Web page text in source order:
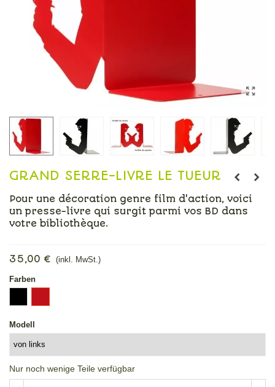
GRAND SERRE-LIVRE LE TUEUR
Pour une décoration genre film d'action, voici
un presse-livre qui surgit parmi vos BD dans
votre bibliothèque.
35,00 € (inkl. MwSt.)
Farben
Modell
Nur noch wenige Teile verfügbar